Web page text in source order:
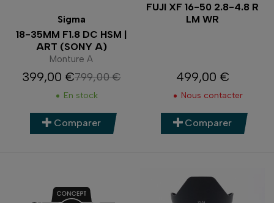
Sigma
18-35MM F1.8 DC HSM |
ART (SONY A)
Monture A
Prix
399,00 €Prix de base
799,00 €
En stock
Comparer
FUJI XF 16-50 2.8-4.8 R
LM WR
Prix
499,00 €
Nous contacter
Comparer